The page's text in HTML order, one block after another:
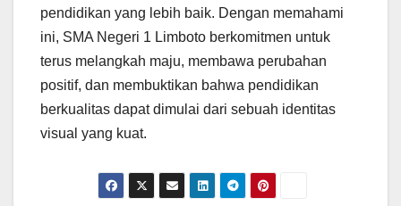
pendidikan yang lebih baik. Dengan memahami
ini, SMA Negeri 1 Limboto berkomitmen untuk
terus melangkah maju, membawa perubahan
positif, dan membuktikan bahwa pendidikan
berkualitas dapat dimulai dari sebuah identitas
visual yang kuat.